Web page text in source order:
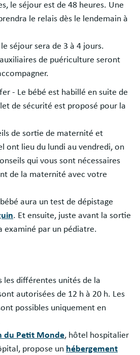
le séjour est de 48 heures. Une
le relais dès le lendemain à
séjour sera de 3 à 4 jours.
de puériculture seront
- Le bébé est habillé en suite de
de sécurité est proposé pour la
de sortie de maternité et
ont lieu du lundi au vendredi, on
qui vous sont nécessaires
de la maternité avec votre
aura un test de dépistage
. Et ensuite, juste avant la sortie
examiné par un pédiatre.
les différentes unités de la
autorisées de 12 h à 20 h. Les
possibles uniquement en
du Petit Monde, hôtel hospitalier
propose un hébergement